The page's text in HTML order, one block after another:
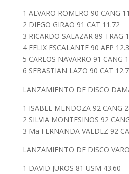
1 ALVARO ROMERO 90 CANG
2 DIEGO GIRAO 91 CAT 11.72
3 RICARDO SALAZAR 89 TRAG
4 FELIX ESCALANTE 90 AFP
5 CARLOS NAVARRO 91 CANG
6 SEBASTIAN LAZO 90 CAT
LANZAMIENTO DE DISCO
1 ISABEL MENDOZA 92 CANG
2 SILVIA MONTESINOS 92
3 Ma FERNANDA VALDEZ 92
LANZAMIENTO DE DISCO
1 DAVID JUROS 81 USM 43.60